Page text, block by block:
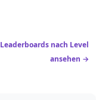
Leaderboards nach Level
ansehen →